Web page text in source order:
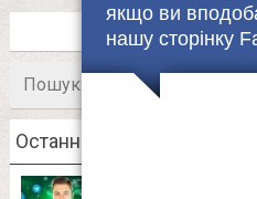
Останні новини
Українські
якщо ви
нашу сторінку